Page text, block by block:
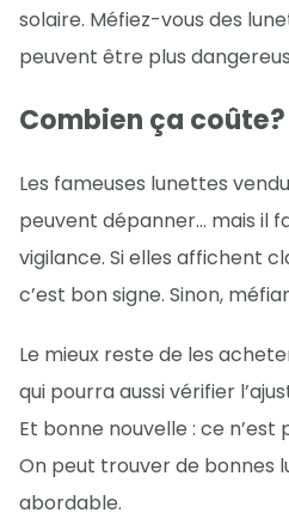
solaire. Méfiez-vous des
peuvent être plus
Combien ça coûte?
Les fameuses lunettes
peuvent dépanner… mais il
vigilance. Si elles affichent
c’est bon signe. Sinon,
Le mieux reste de les
qui pourra aussi vérifier
Et bonne nouvelle : ce n’est
On peut trouver de bonnes
abordable.